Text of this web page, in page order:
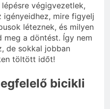
végigvezetlek,
mire figyelj
léteznek, és milyen
meg a döntést. Így nem
de sokkal jobban
töltött időt!
bicikli